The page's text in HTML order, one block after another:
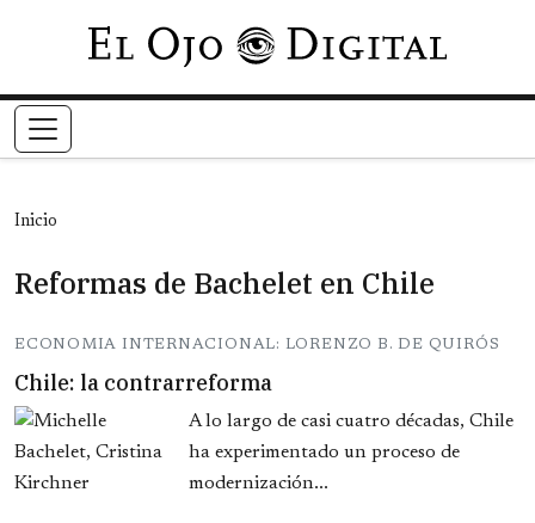
Pasar al contenido principal
Inicio
Reformas de Bachelet en Chile
ECONOMIA INTERNACIONAL: LORENZO B. DE QUIRÓS
Chile: la contrarreforma
A lo largo de casi cuatro décadas, Chile
ha experimentado un proceso de
modernización...